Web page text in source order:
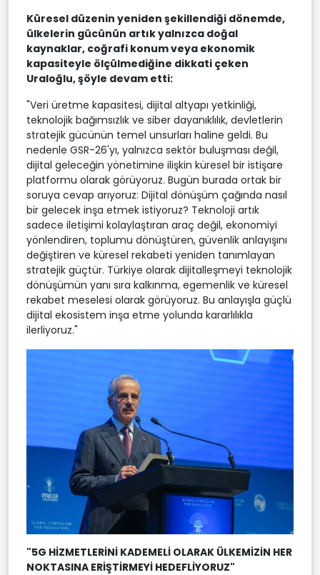
Küresel düzenin yeniden şekillendiği dönemde,
ülkelerin gücünün artık yalnızca doğal
kaynaklar, coğrafi konum veya ekonomik
kapasiteyle ölçülmediğine dikkati çeken
Uraloğlu, şöyle devam etti:
"Veri üretme kapasitesi, dijital altyapı yetkinliği,
teknolojik bağımsızlık ve siber dayanıklılık, devletlerin
stratejik gücünün temel unsurları haline geldi. Bu
nedenle GSR-26'yı, yalnızca sektör buluşması değil,
dijital geleceğin yönetimine ilişkin küresel bir istişare
platformu olarak görüyoruz. Bugün burada ortak bir
soruya cevap arıyoruz: Dijital dönüşüm çağında nasıl
bir gelecek inşa etmek istiyoruz? Teknoloji artık
sadece iletişimi kolaylaştıran araç değil, ekonomiyi
yönlendiren, toplumu dönüştüren, güvenlik anlayışını
değiştiren ve küresel rekabeti yeniden tanımlayan
stratejik güçtür. Türkiye olarak dijitalleşmeyi teknolojik
dönüşümün yanı sıra kalkınma, egemenlik ve küresel
rekabet meselesi olarak görüyoruz. Bu anlayışla güçlü
dijital ekosistem inşa etme yolunda kararlılıkla
ilerliyoruz."
"5G HİZMETLERİNİ KADEMELİ OLARAK ÜLKEMİZİN HER
NOKTASINA ERİŞTİRMEYİ HEDEFLİYORUZ"